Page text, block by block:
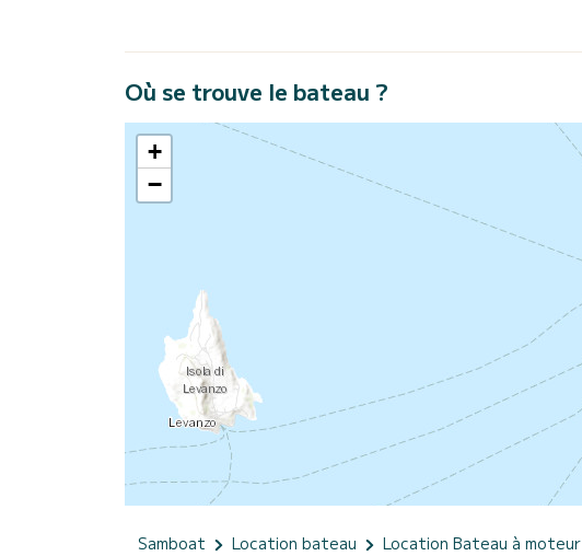
Où se trouve le bateau ?
+
−
Samboat Location bateau Location Bateau à moteur